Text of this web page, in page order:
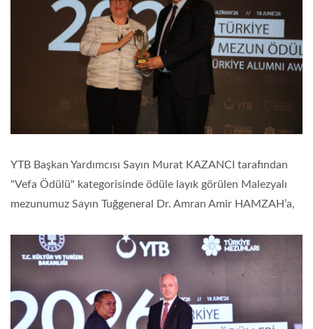
YTB Başkan Yardımcısı Sayın Murat KAZANCI tarafından
"Vefa Ödülü" kategorisinde ödüle layık görülen Malezyalı
mezunumuz Sayın Tuğgeneral Dr. Amran Amir HAMZAH’a,